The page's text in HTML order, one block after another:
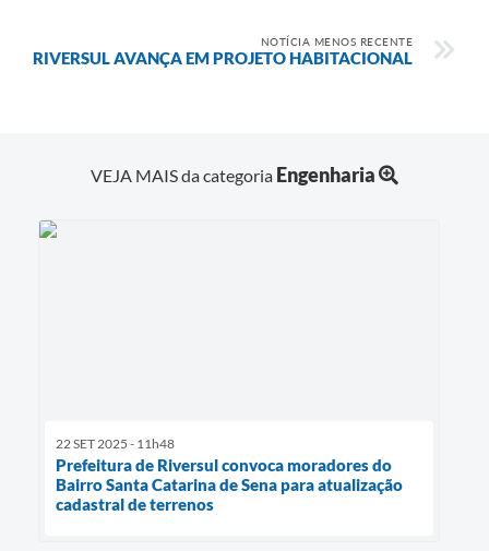
NOTÍCIA MENOS RECENTE
RIVERSUL AVANÇA EM PROJETO HABITACIONAL
VEJA MAIS da categoria Engenharia
22 SET 2025 - 11h48
Prefeitura de Riversul convoca moradores do
Bairro Santa Catarina de Sena para atualização
cadastral de terrenos